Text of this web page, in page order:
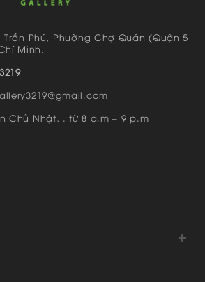
Phú, Phường Chợ Quán (Quận 5
Minh.
Chủ Nhật… từ 8 a.m – 9 p.m